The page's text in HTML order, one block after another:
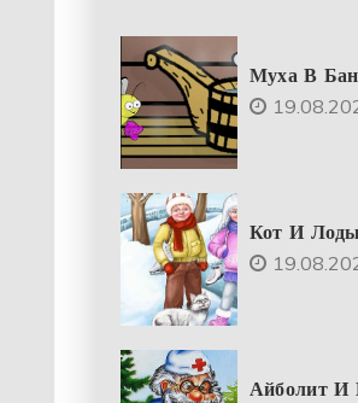
Муха В
Кот И
Айболит И